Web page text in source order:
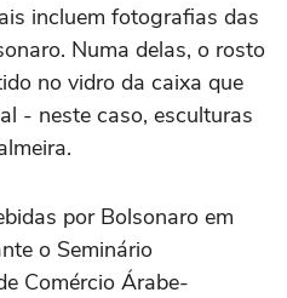
incluem fotografias das
Numa delas, o rosto
no vidro da caixa que
- neste caso, esculturas
por Bolsonaro em
o Seminário
Comércio Árabe-